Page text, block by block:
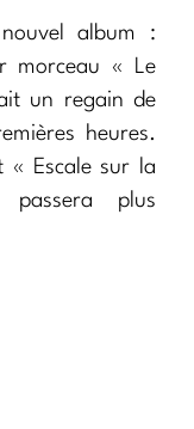
album :
morceau « Le
un regain de
heures.
« Escale sur la
plus